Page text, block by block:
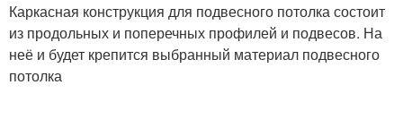
Каркасная конструкция для подвесного потолка состоит
из продольных и поперечных профилей и подвесов. На
неё и будет крепится выбранный материал подвесного
потолка